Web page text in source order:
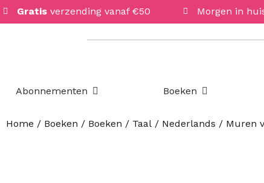
Gratis verzending vanaf €50 Morgen in
Abonnementen Open Abonnementen
Boeken Open Boeken
Home / Boeken / Boeken / Taal / Nederlands / Muren